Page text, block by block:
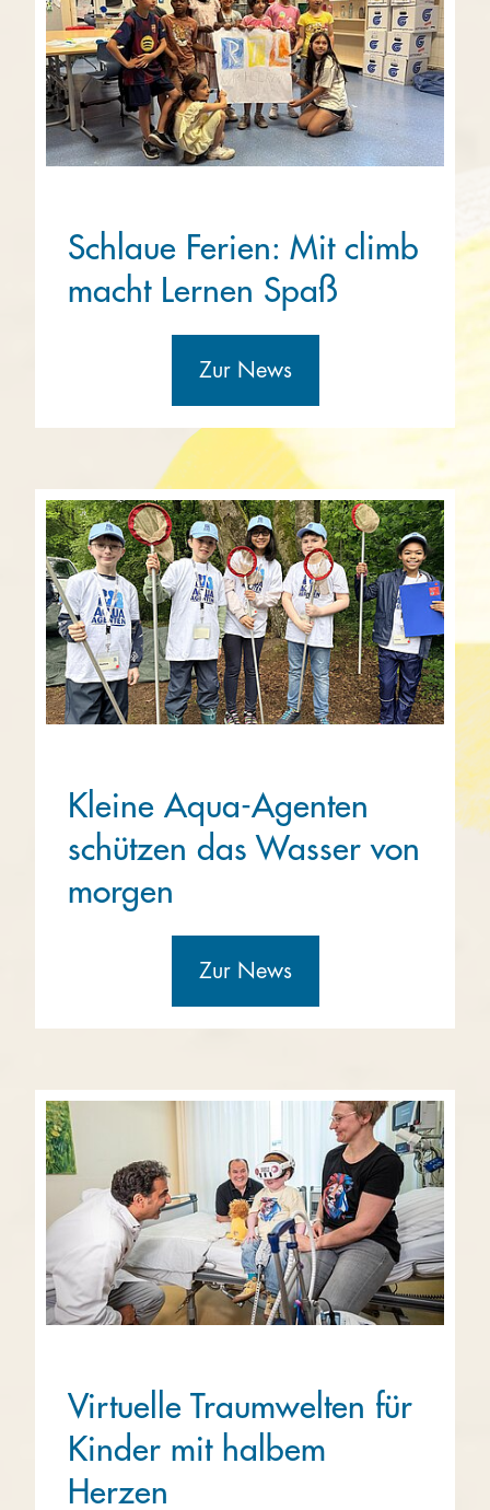
Schlaue Ferien: Mit climb
macht Lernen Spaß
Zur News
Kleine Aqua-Agenten
schützen das Wasser von
morgen
Zur News
Virtuelle Traumwelten für
Kinder mit halbem
Herzen